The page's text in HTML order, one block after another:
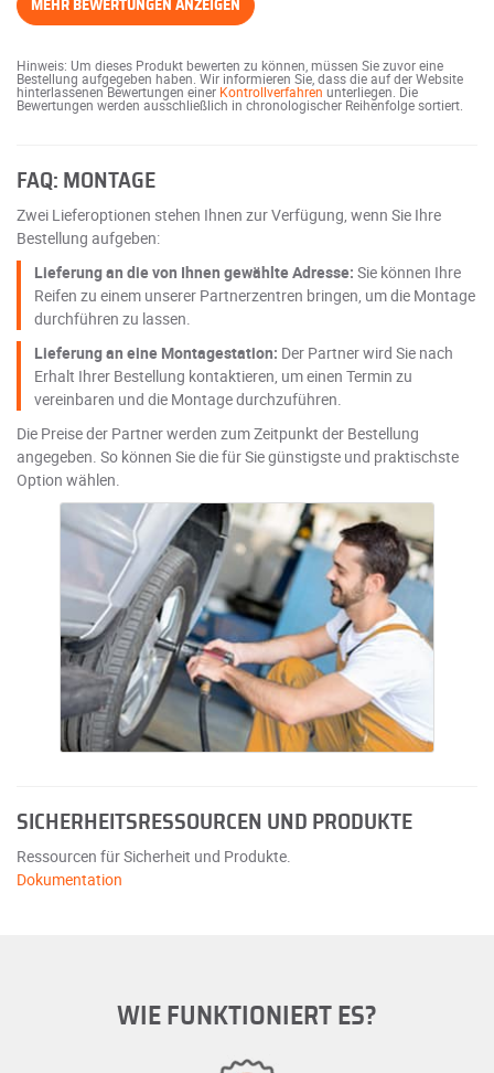
MEHR BEWERTUNGEN ANZEIGEN
Hinweis: Um dieses Produkt bewerten zu können, müssen Sie zuvor eine
Bestellung aufgegeben haben. Wir informieren Sie, dass die auf der Website
hinterlassenen Bewertungen einer Kontrollverfahren unterliegen. Die
Bewertungen werden ausschließlich in chronologischer Reihenfolge sortiert.
FAQ: MONTAGE
Zwei Lieferoptionen stehen Ihnen zur Verfügung, wenn Sie Ihre
Bestellung aufgeben:
Lieferung an die von Ihnen gewählte Adresse: Sie können Ihre
Reifen zu einem unserer Partnerzentren bringen, um die Montage
durchführen zu lassen.
Lieferung an eine Montagestation: Der Partner wird Sie nach
Erhalt Ihrer Bestellung kontaktieren, um einen Termin zu
vereinbaren und die Montage durchzuführen.
Die Preise der Partner werden zum Zeitpunkt der Bestellung
angegeben. So können Sie die für Sie günstigste und praktischste
Option wählen.
SICHERHEITSRESSOURCEN UND PRODUKTE
Ressourcen für Sicherheit und Produkte.
Dokumentation
WIE FUNKTIONIERT ES?